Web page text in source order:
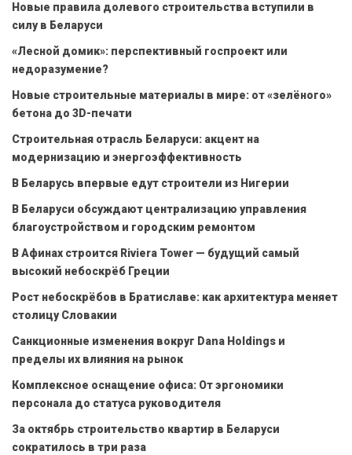
Новые правила долевого строительства вступили в
силу в Беларуси
«Лесной домик»: перспективный госпроект или
недоразумение?
Новые строительные материалы в мире: от «зелёного»
бетона до 3D-печати
Строительная отрасль Беларуси: акцент на
модернизацию и энергоэффективность
В Беларусь впервые едут строители из Нигерии
В Беларуси обсуждают централизацию управления
благоустройством и городским ремонтом
В Афинах строится Riviera Tower — будущий самый
высокий небоскрёб Греции
Рост небоскрёбов в Братиславе: как архитектура меняет
столицу Словакии
Санкционные изменения вокруг Dana Holdings и
пределы их влияния на рынок
Комплексное оснащение офиса: От эргономики
персонала до статуса руководителя
За октябрь строительство квартир в Беларуси
сократилось в три раза